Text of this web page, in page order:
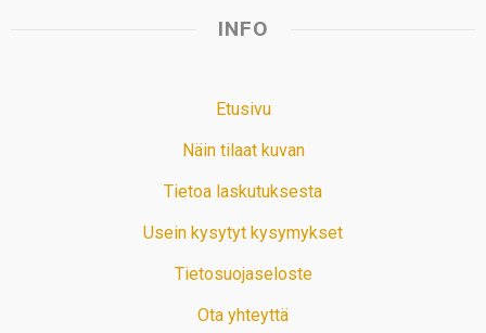
INFO
Etusivu
Näin tilaat kuvan
Tietoa laskutuksesta
Usein kysytyt kysymykset
Tietosuojaseloste
Ota yhteyttä